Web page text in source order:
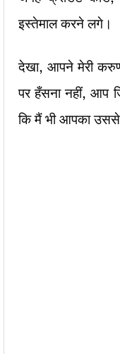
इस्तेमाल करने लगे।
देखा, आपने मेरी
पर हँसना नहीं, आप
कि मैं भी आपका